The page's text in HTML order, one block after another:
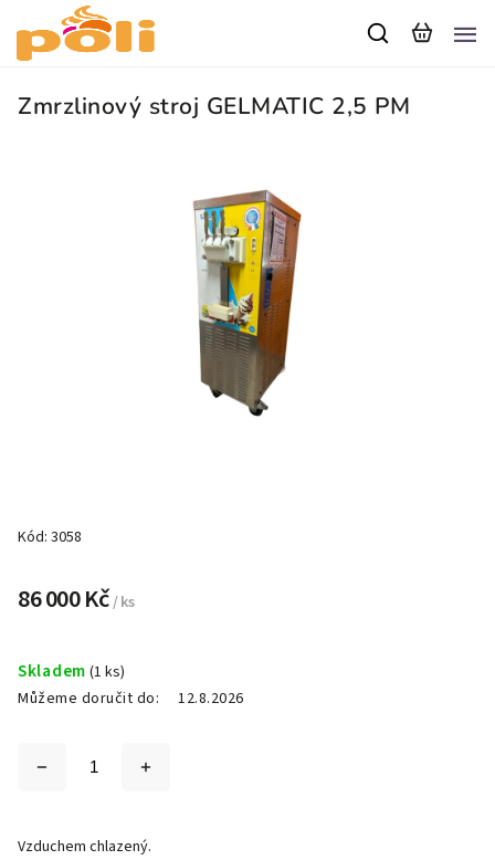
Zmrzlinový stroj GELMATIC 2,5 PM
Kód: 3058
86 000 Kč/ ks
Skladem (1 ks)
Můžeme doručit do:
12.8.2026
Vzduchem chlazený.